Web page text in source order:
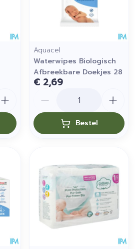
Aquacel
Waterwipes Biologisch
Afbreekbare Doekjes 28
€ 2,69
Bestel